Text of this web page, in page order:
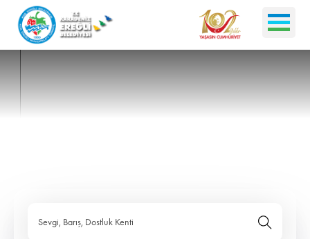
Sevgi, Barış, Dostluk Kenti